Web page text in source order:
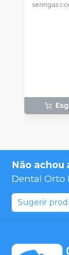
seringas
Não achou
Dental Orto
Sugerir